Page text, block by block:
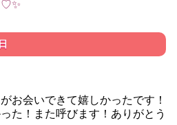
♡✨
お会いできて嬉しかったです！
た！また呼びます！ありがとう